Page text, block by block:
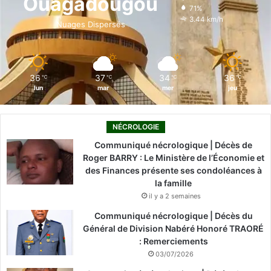
o
k
i
n
r
Nuages Dispersés
71%
3.44 km/h
36 ℃
lun
37 ℃
mar
34 ℃
mer
36 ℃
jeu
NÉCROLOGIE
Communiqué nécrologique | Décès de
Roger BARRY : Le Ministère de l’Économie et
des Finances présente ses condoléances à
la famille
il y a 2 semaines
Communiqué nécrologique | Décès du
Général de Division Nabéré Honoré TRAORÉ
: Remerciements
03/07/2026